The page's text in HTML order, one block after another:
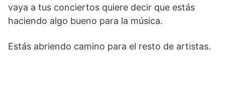
vaya a tus conciertos quiere decir que estás
haciendo algo bueno para la música.
Estás abriendo camino para el resto de artistas.